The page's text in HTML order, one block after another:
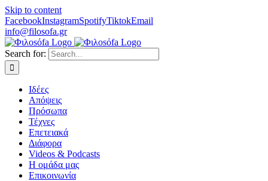
Skip to content
FacebookInstagramSpotifyTiktokEmail
info@filosofa.gr
Search for:
Ιδέες
Απόψεις
Πρόσωπα
Τέχνες
Επετειακά
Διάφορα
Videos & Podcasts
Η ομάδα μας
Επικοινωνία